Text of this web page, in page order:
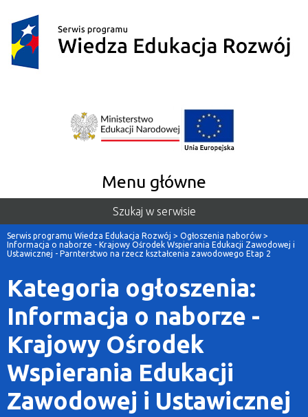
Menu główne
Szukaj w serwisie
Serwis programu Wiedza Edukacja Rozwój > Ogłoszenia naborów >
Informacja o naborze - Krajowy Ośrodek Wspierania Edukacji Zawodowej i
Ustawicznej - Parnterstwo na rzecz kształcenia zawodowego Etap 2
Kategoria ogłoszenia:
Informacja o naborze -
Krajowy Ośrodek
Wspierania Edukacji
Zawodowej i Ustawicznej